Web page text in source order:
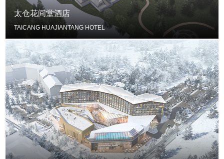
太仓花间堂酒店
TAICANG HUAJIANTANG HOTEL